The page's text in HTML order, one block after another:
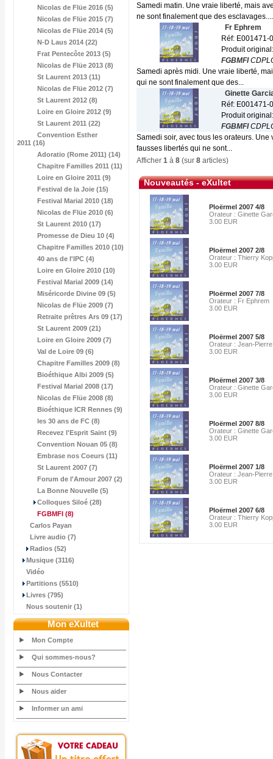
Nicolas de Flüe 2016 (5)
Nicolas de Flüe 2015 (7)
Nicolas de Flüe 2014 (5)
N-D Laus 2014 (22)
Frat Pentecôte 2013 (5)
Nicolas de Flüe 2013 (8)
St Laurent 2013 (11)
Nicolas de Flüe 2012 (7)
St Laurent 2012 (8)
Loire en Gloire 2012 (9)
St Laurent 2011 (22)
Convention Esther
2011 (16)
Adoratio (Rome 2011) (14)
Chapitre Familles 2011 (11)
Loire en Gloire 2011 (9)
Festival de la Joie (15)
Festival Marial 2010 (18)
Nicolas de Flüe 2010 (6)
St Laurent 2010 (17)
Promesse de Dieu 10 (4)
Chapitre Familles 2010 (10)
40 ans de l'IPC (4)
Loire en Gloire 2010 (10)
Festival Marial 2009 (14)
Miséricorde Divine 09 (5)
Nicolas de Flüe 2009 (7)
Retraite prêtres Ars 09 (17)
St Laurent 2009 (21)
Loire en Gloire 2009 (7)
Val de Loire 09 (6)
Chapitre Familles 2009 (8)
Bioéthique Albi 2009 (5)
Festival Marial 2008 (17)
Nicolas de Flüe 2008 (8)
Bioéthique ICR Rennes (9)
les 30 ans de FC (8)
Recevez l'Esprit Saint (9)
Convention Nouan 05 (8)
Embrase nos Coeurs (11)
St Laurent 2007 (7)
Forum de l'Amour 2007 (2)
La Bonne Nouvelle (5)
Colloques Siloé (28)
FGBMFI (8)
Carlos Payan
Livre audio (7)
Radios (52)
Musique (3116)
Vidéo
Partitions (5510)
Livres (795)
Nous soutenir (1)
Mon eXultet
Mon Compte
Qui sommes-nous?
Nous Contacter
Nous aider
Informer un ami
Samedi matin. Une vraie liberté, mais
ne sont finalement que des esclavages....
Fr Ephrem
Réf: E001471-
Produit original:
FGBMFI
Samedi après midi. Une vraie liberté,
qui ne sont finalement que des...
Ginette
Réf: E001471-
Produit original:
FGBMFI
Samedi soir, avec tous les orateurs.
fausses libertés qui ne sont...
Afficher 1 à 8 (sur 8 articles)
Nouveautés - eXultet
Ploërmel 2007 4/8
Orateur : Ginette
3.00 EUR
Ploërmel 2007 2/8
Orateur : Thierry
3.00 EUR
Ploërmel 2007 7/8
Orateur : Fr Ephrem
3.00 EUR
Ploërmel 2007 5/8
Orateur : Jean-
3.00 EUR
Ploërmel 2007 3/8
Orateur : Ginette
3.00 EUR
Ploërmel 2007 8/8
Orateur : Ginette
3.00 EUR
Ploërmel 2007 1/8
Orateur : Jean-
3.00 EUR
Ploërmel 2007 6/8
Orateur : Thierry
3.00 EUR